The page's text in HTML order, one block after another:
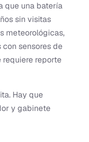
que una batería
sin visitas
meteorológicas,
sensores de
requiere reporte
Hay que
y gabinete